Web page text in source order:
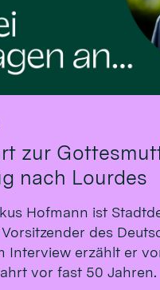
zur
nach Lourdes
Hofmann ist
des
Interview erzählt er
vor fast 50 Jahren.